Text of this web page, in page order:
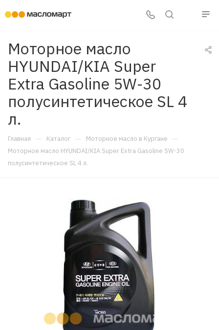
Моторное масло
HYUNDAI/KIA Super
Extra Gasoline 5W-30
полусинтетическое SL 4
л.
Главная — Каталог — Моторное масло в Кургане —
Моторное масло HYUNDAI/KIA Super Extra Gasoline 5W-30
полусинтетическое SL 4 л.